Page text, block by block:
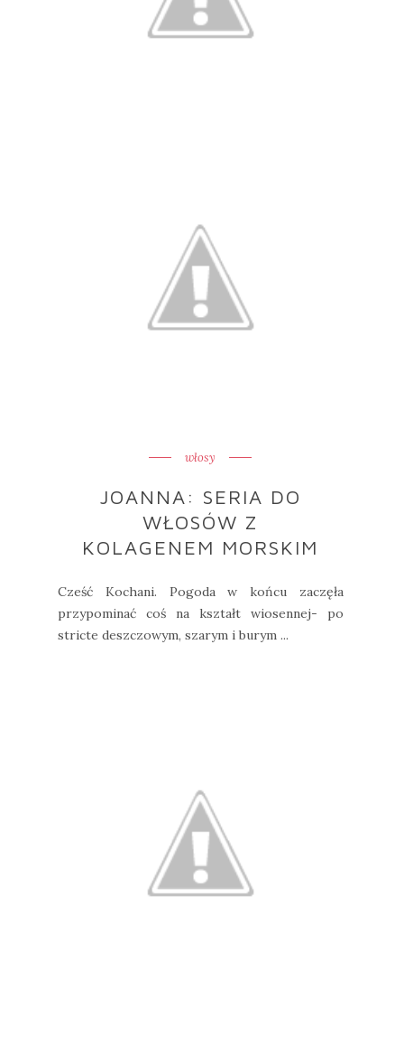
włosy
JOANNA: SERIA DO
WŁOSÓW Z
KOLAGENEM MORSKIM
Cześć Kochani. Pogoda w końcu zaczęła
przypominać coś na kształt wiosennej- po
stricte deszczowym, szarym i burym ...